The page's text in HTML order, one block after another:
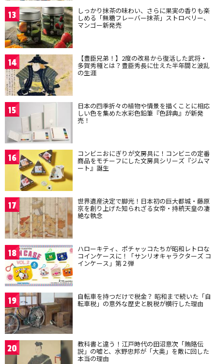
13 しっかり抹茶の味わい、さらに果実の香りも楽
しめる「無糖フレーバー抹茶」ストロベリー、
マンゴー新発売
14 【豊臣兄弟！】2度の改易から復活した武将・
多賀秀種とは？豊臣秀長に仕えた半年間と波乱
の生涯
15 日本の四季折々の植物や情景を描くことに相応
しい色を集めた水彩色鉛筆『色辞典』が新発
売！
16 コンビニおにぎりが文房具に！コンビニの定番
商品をモチーフにした文房具シリーズ『ジムマ
ート』誕生
17 世界遺産決定で脚光！日本初の巨大都城・藤原
京を創り上げた知られざる女帝・持統天皇の凄
絶な執念
18 ハローキティ、ポチャッコたちが昭和レトロな
コインケースに！「サンリオキャラクターズ コ
インケース」第２弾
19 自転車を持つだけで税金？ 昭和まで続いた「自
転車税」の意外な歴史と脱税が横行した理由
20 教科書と違う！江戸時代の田沼意次「賄賂伝
説」の嘘と、水野忠邦が「大奥」を敵に回した
本当の理由